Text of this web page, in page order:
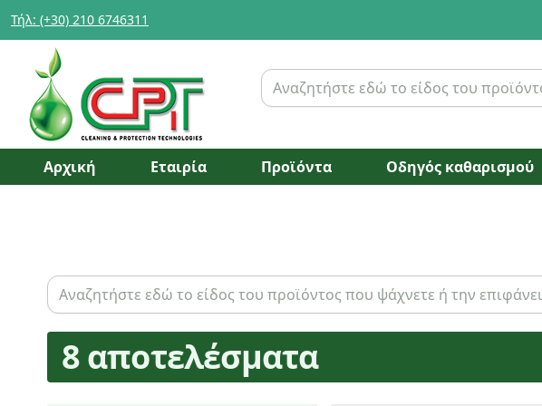
Τήλ: (+30) 210 6746311
Αρχική Εταιρία Προϊόντα Οδηγός καθαρισμού
8 αποτελέσματα